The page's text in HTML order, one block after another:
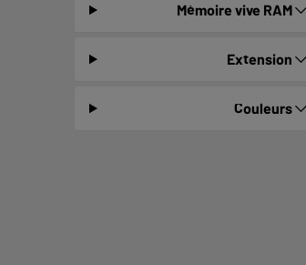
Mémoire vive RAM
Extension
Couleurs